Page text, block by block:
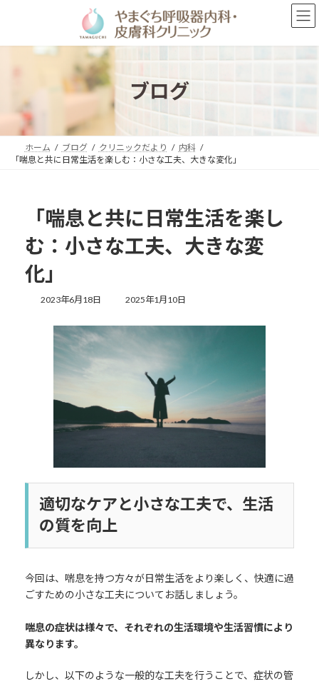
ン
プ
ー
動
ブログ
ホーム ブログ クリニックだより
内科
「喘息と共に日常生活を楽しむ：小さな工夫、大きな変化」
「喘息と共に日常生活を楽し
む：小さな工夫、大きな変
化」
2023年6月18日
最
更
時
2025年1月10日
適切なケアと小さな工夫で、生活
の質を向上
今回は、喘息を持つ方々が日常生活をより楽しく、快適に過
ごすための小さな工夫についてお話しましょう。
喘息の症状は様々で、それぞれの生活環境や生活習慣により
異なります。
しかし、以下のような一般的な工夫を行うことで、症状の管